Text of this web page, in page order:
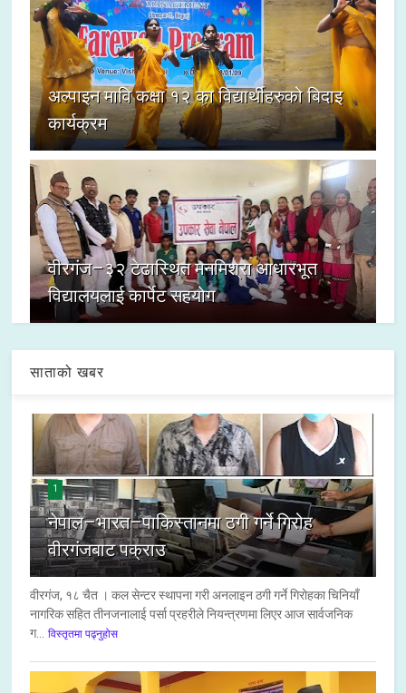
अल्पाइन मावि कक्षा १२ का विद्यार्थीहरुको बिदाइ
कार्यक्रम
वीरगंज–३२ टेढास्थित मनमिश्रा आधारभूत
विद्यालयलाई कार्पेट सहयोग
साताको खबर
1
नेपाल–भारत–पाकिस्तानमा ठगी गर्ने गिरोह
वीरगंजबाट पक्राउ
वीरगंज, १८ चैत । कल सेन्टर स्थापना गरी अनलाइन ठगी गर्ने गिरोहका चिनियाँ
नागरिक सहित तीनजनालाई पर्सा प्रहरीले नियन्त्रणमा लिएर आज सार्वजनिक
ग...
विस्तृतमा पढ्नुहोस